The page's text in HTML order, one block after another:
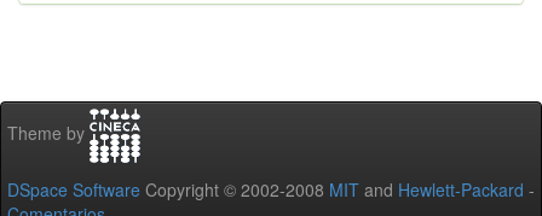
Theme by
DSpace Software Copyright © 2002-2008 MIT and Hewlett-Packard -